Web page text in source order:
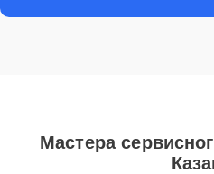
Мастера